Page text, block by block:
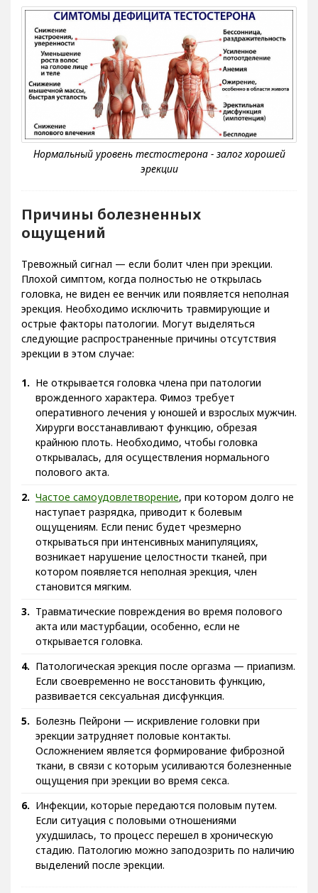
Причины болезненных
ощущений
Тревожный сигнал — если болит член при эрекции.
Плохой симптом, когда полностью не открылась
головка, не виден ее венчик или появляется неполная
эрекция. Необходимо исключить травмирующие и
острые факторы патологии. Могут выделяться
следующие распространенные причины отсутствия
эрекции в этом случае:
Не открывается головка члена при патологии
врожденного характера. Фимоз требует
оперативного лечения у юношей и взрослых мужчин.
Хирурги восстанавливают функцию, обрезая
крайнюю плоть. Необходимо, чтобы головка
открывалась, для осуществления нормального
полового акта.
Частое самоудовлетворение, при котором долго не
наступает разрядка, приводит к болевым
ощущениям. Если пенис будет чрезмерно
открываться при интенсивных манипуляциях,
возникает нарушение целостности тканей, при
котором появляется неполная эрекция, член
становится мягким.
Травматические повреждения во время полового
акта или мастурбации, особенно, если не
открывается головка.
Патологическая эрекция после оргазма — приапизм.
Если своевременно не восстановить функцию,
развивается сексуальная дисфункция.
Болезнь Пейрони — искривление головки при
эрекции затрудняет половые контакты.
Осложнением является формирование фиброзной
ткани, в связи с которым усиливаются болезненные
ощущения при эрекции во время секса.
Инфекции, которые передаются половым путем.
Если ситуация с половыми отношениями
ухудшилась, то процесс перешел в хроническую
стадию. Патологию можно заподозрить по наличию
выделений после эрекции.